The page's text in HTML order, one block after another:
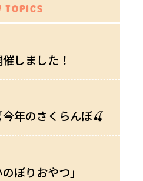
TOPICS
しました！
年のさくらんぼ🍒
ぼりおやつ」